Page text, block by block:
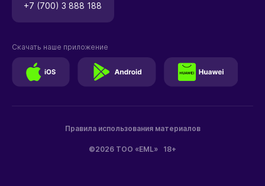
+7 (700) 3 888 188
©2026 ТОО «EML» 18+
Правила использования материалов
Скачать наше приложение